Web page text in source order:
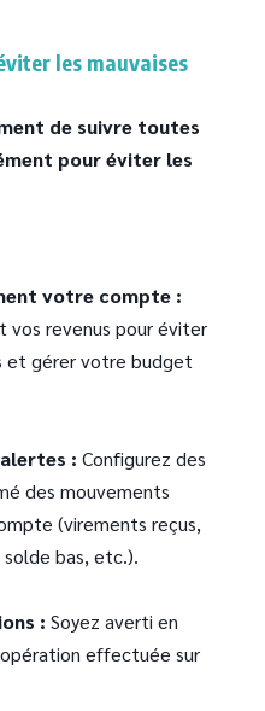
les mauvaises
de suivre toutes
pour éviter les
votre compte :
vos revenus pour éviter
et gérer votre budget
: Configurez des
des mouvements
(virements reçus,
bas, etc.).
: Soyez averti en
effectuée sur